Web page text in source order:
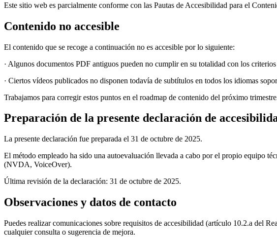
Este sitio web es parcialmente conforme con las Pautas de Accesibilidad para el
Contenido no accesible
El contenido que se recoge a continuación no es accesible por lo siguiente:
· Algunos documentos PDF antiguos pueden no cumplir en su totalidad con los
· Ciertos vídeos publicados no disponen todavía de subtítulos en todos los idiomas
Trabajamos para corregir estos puntos en el roadmap de contenido del próximo
Preparación de la presente declaración de
La presente declaración fue preparada el 31 de octubre de 2025.
El método empleado ha sido una autoevaluación llevada a cabo por el propio equipo
(NVDA, VoiceOver).
Última revisión de la declaración: 31 de octubre de 2025.
Observaciones y datos de contacto
Puedes realizar comunicaciones sobre requisitos de accesibilidad (artículo 10.2.a del
cualquier consulta o sugerencia de mejora.